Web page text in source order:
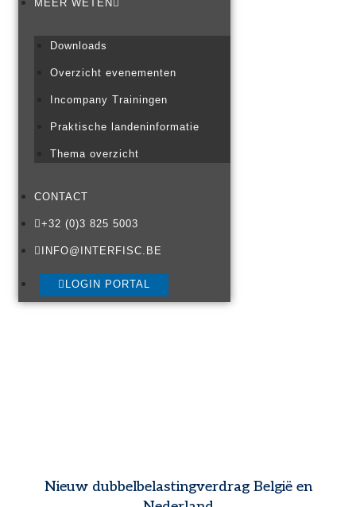
MEER WETEN
Downloads
Overzicht evenementen
Incompany Trainingen
Praktische landeninformatie
Thema overzicht
CONTACT
+32 (0)3 825 5003
INFO@INTERFISC.BE
LOGIN PORTAL
Nieuw dubbelbelastingverdrag België en